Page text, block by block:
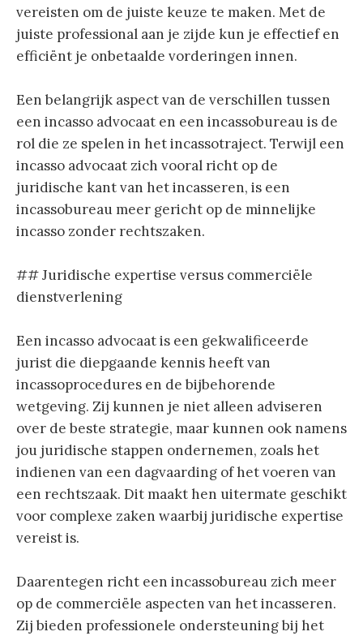
vereisten om de juiste keuze te maken. Met de
juiste professional aan je zijde kun je effectief en
efficiënt je onbetaalde vorderingen innen.
Een belangrijk aspect van de verschillen tussen
een incasso advocaat en een incassobureau is de
rol die ze spelen in het incassotraject. Terwijl een
incasso advocaat zich vooral richt op de
juridische kant van het incasseren, is een
incassobureau meer gericht op de minnelijke
incasso zonder rechtszaken.
## Juridische expertise versus commerciële
dienstverlening
Een incasso advocaat is een gekwalificeerde
jurist die diepgaande kennis heeft van
incassoprocedures en de bijbehorende
wetgeving. Zij kunnen je niet alleen adviseren
over de beste strategie, maar kunnen ook namens
jou juridische stappen ondernemen, zoals het
indienen van een dagvaarding of het voeren van
een rechtszaak. Dit maakt hen uitermate geschikt
voor complexe zaken waarbij juridische expertise
vereist is.
Daarentegen richt een incassobureau zich meer
op de commerciële aspecten van het incasseren.
Zij bieden professionele ondersteuning bij het